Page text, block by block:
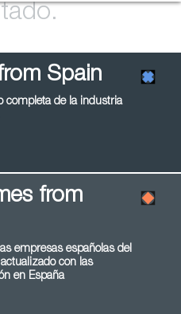
Spain
completa de la industria
from
empresas españolas del
con las
en España